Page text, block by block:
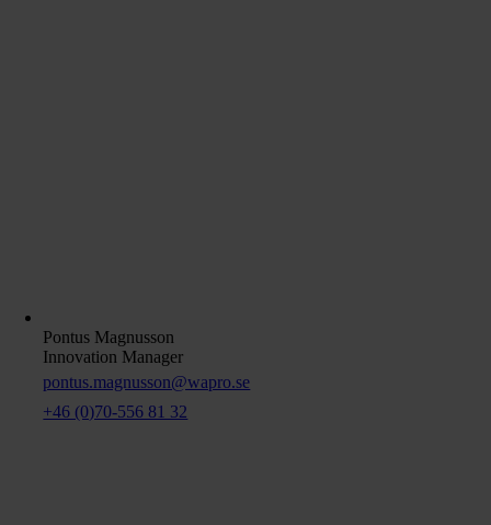
Pontus Magnusson
Innovation Manager
pontus.magnusson@wapro.se
+46 (0)70-556 81 32